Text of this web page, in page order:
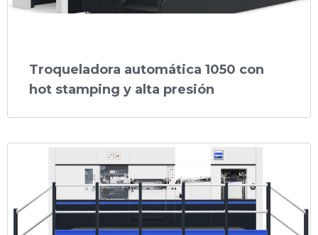
Troqueladora automática 1050 con
hot stamping y alta presión